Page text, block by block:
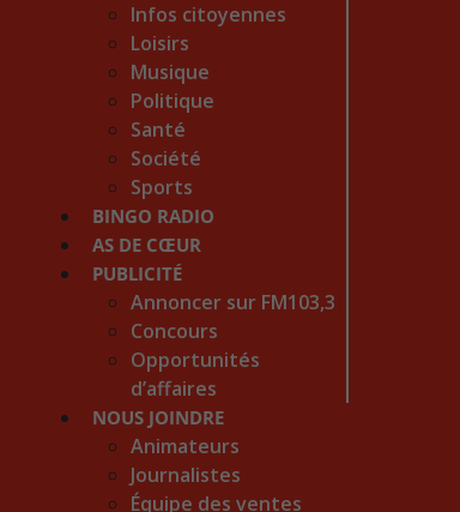
Infos citoyennes
Loisirs
Musique
Politique
Santé
Société
Sports
BINGO RADIO
AS DE CŒUR
PUBLICITÉ
Annoncer sur FM103,3
Concours
Opportunités
d’affaires
NOUS JOINDRE
Animateurs
Journalistes
Équipe des ventes